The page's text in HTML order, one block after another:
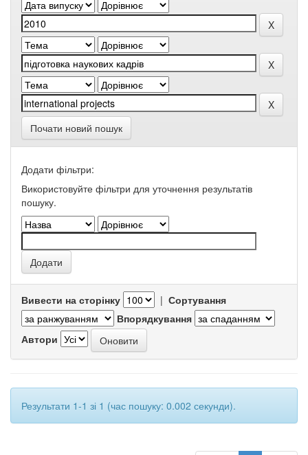
Почати новий пошук
Додати фільтри:
Використовуйте фільтри для уточнення результатів
пошуку.
Вивести на сторінку | Сортування
Впорядкування
Автори
Результати 1-1 зі 1 (час пошуку: 0.002 секунди).